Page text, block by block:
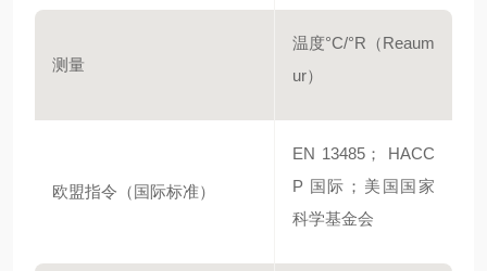
测量
温度°C/°R（Reaum
ur）
欧盟指令（国际标准）
EN 13485； HACC
P 国际；美国国家
科学基金会